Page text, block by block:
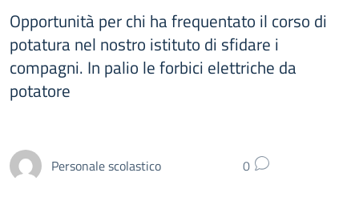
Opportunità per chi ha frequentato il corso di
potatura nel nostro istituto di sfidare i
compagni. In palio le forbici elettriche da
potatore
Personale scolastico 0